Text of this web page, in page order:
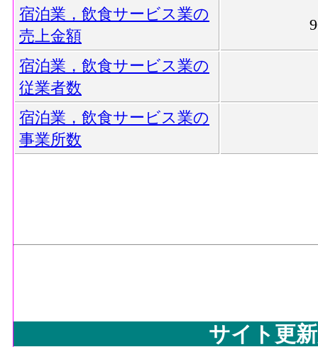
宿泊業，飲食サービス業の
売上金額
宿泊業，飲食サービス業の
従業者数
宿泊業，飲食サービス業の
事業所数
サイト更